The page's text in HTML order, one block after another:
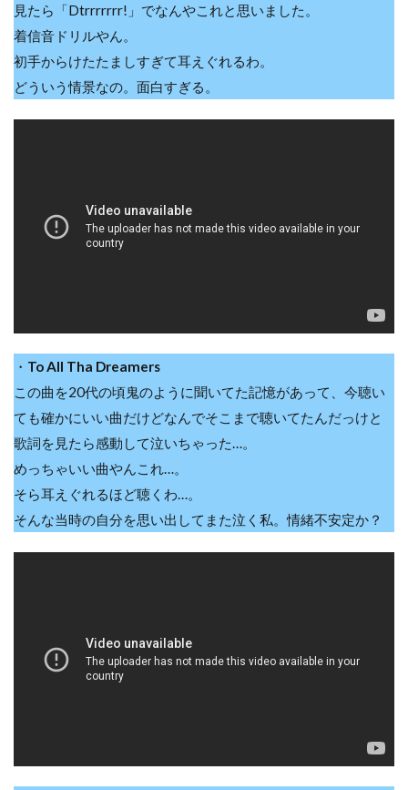
見たら「Dtrrrrrrr!」でなんやこれと思いました。
着信音ドリルやん。
初手からけたたましすぎて耳えぐれるわ。
どういう情景なの。面白すぎる。
・ To All Tha Dreamers
この曲を20代の頃鬼のように聞いてた記憶があって、今聴い
ても確かにいい曲だけどなんでそこまで聴いてたんだっけと
歌詞を見たら感動して泣いちゃった…。
めっちゃいい曲やんこれ…。
そら耳えぐれるほど聴くわ…。
そんな当時の自分を思い出してまた泣く私。情緒不安定か？